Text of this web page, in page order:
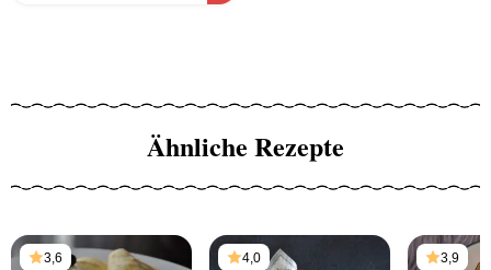
Ähnliche Rezepte
3,6 4,0 3,9